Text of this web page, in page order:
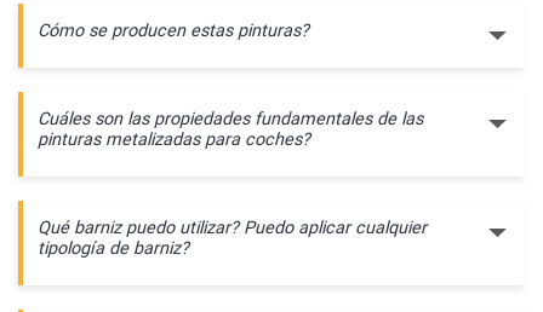
Cómo se producen estas pinturas?
Cuáles son las propiedades fundamentales de las
pinturas metalizadas para coches?
Qué barniz puedo utilizar? Puedo aplicar cualquier
tipología de barniz?